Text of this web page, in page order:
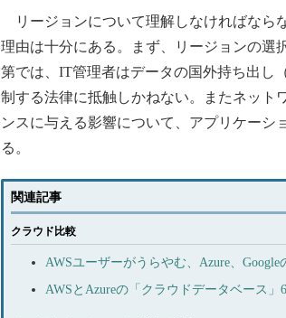
リージョンについて理解しなければなら
理由は十分にある。まず、リージョンの選
第では、IT管理者はデータの国外持ち出し
制する法律に抵触しかねない。またネット
ンスに与える影響について、アプリケーシ
る。
関連記事
クラウド比較
AWSユーザーがうらやむ、Azure、
AWSとAzureの「クラウドデータベース